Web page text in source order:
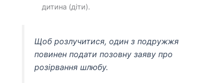
дитина (діти).
Щоб розлучитися, один з подружжя
повинен подати позовну заяву про
розірвання шлюбу.